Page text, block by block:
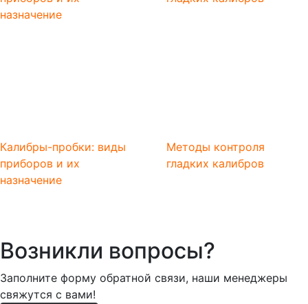
Калибры-пробки: виды
приборов и их
назначение
Методы контроля
гладких калибров
Возникли вопросы?
Заполните форму обратной связи, наши менеджеры
свяжутся с вами!